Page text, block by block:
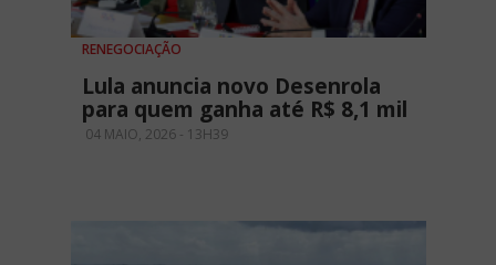
RENEGOCIAÇÃO
Lula anuncia novo Desenrola
para quem ganha até R$ 8,1 mil
04 MAIO, 2026 - 13H39